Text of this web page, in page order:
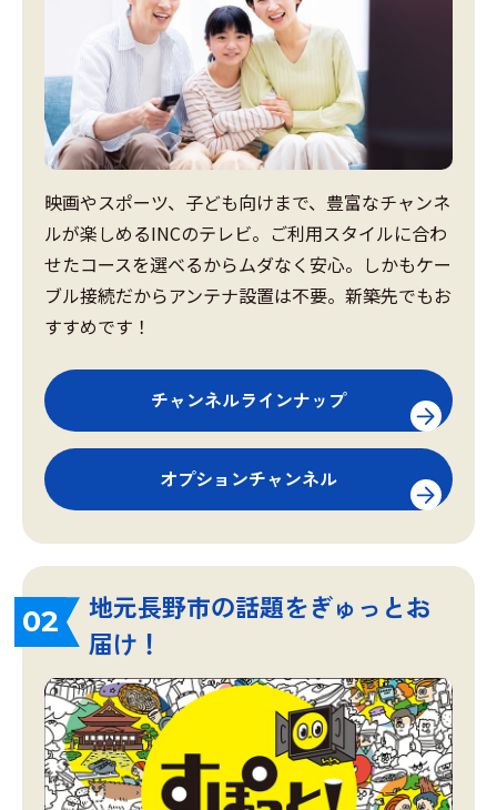
映画やスポーツ、子ども向けまで、豊富なチャンネ
ルが楽しめるINCのテレビ。ご利用スタイルに合わ
せたコースを選べるからムダなく安心。しかもケー
ブル接続だからアンテナ設置は不要。新築先でもお
すすめです！
チャンネルラインナップ
オプションチャンネル
02
地元長野市の話題をぎゅっとお
届け！